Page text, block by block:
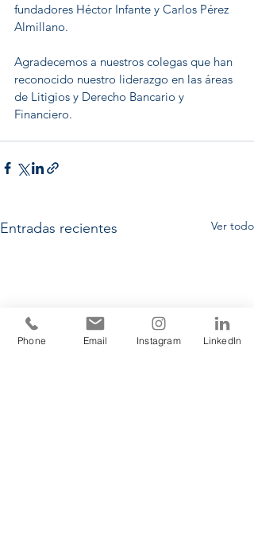
fundadores Héctor Infante y Carlos Pérez
Almillano.
Agradecemos a nuestros colegas que han
reconocido nuestro liderazgo en las áreas
de Litigios y Derecho Bancario y
Financiero.
Entradas recientes Ver todo
Phone Email Instagram LinkedIn